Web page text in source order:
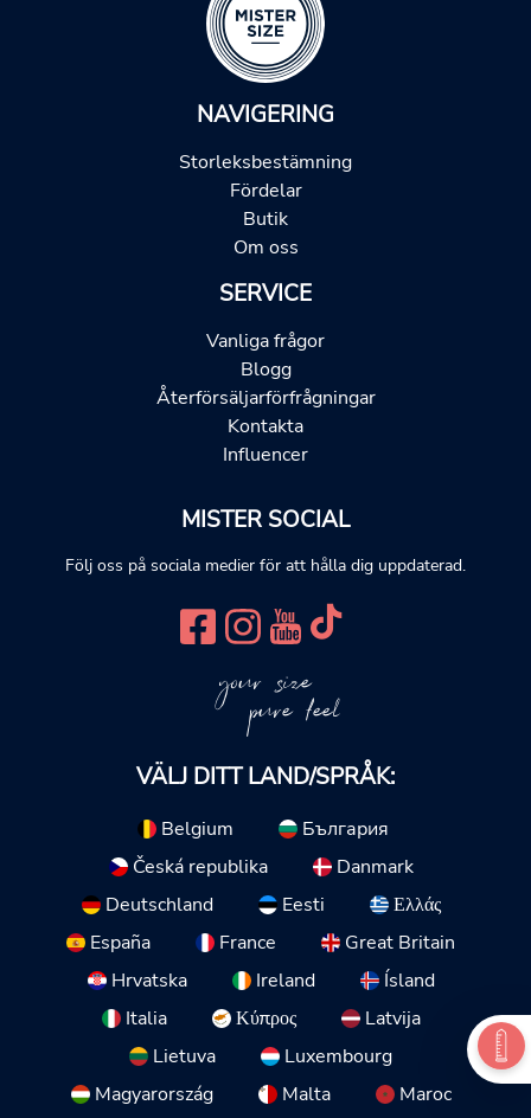
NAVIGERING
Storleksbestämning
Fördelar
Butik
Om oss
SERVICE
Vanliga frågor
Blogg
Återförsäljarförfrågningar
Kontakta
Influencer
MISTER SOCIAL
Följ oss på sociala medier för att hålla dig uppdaterad.
your size
pure feel
VÄLJ DITT LAND/SPRÅK:
Belgium
България
Česká republika
Danmark
Deutschland
Eesti
Ελλάς
España
France
Great Britain
Hrvatska
Ireland
Ísland
Italia
Κύπρος
Latvija
Lietuva
Luxembourg
Magyarország
Malta Maroc